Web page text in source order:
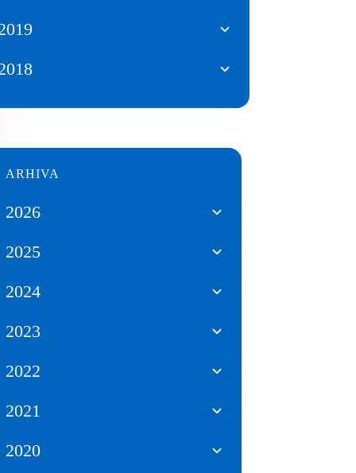
ARHIVA
2026
2025
2024
2023
2022
2021
2020